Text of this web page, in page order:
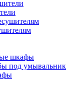
шкафы
под умывальник